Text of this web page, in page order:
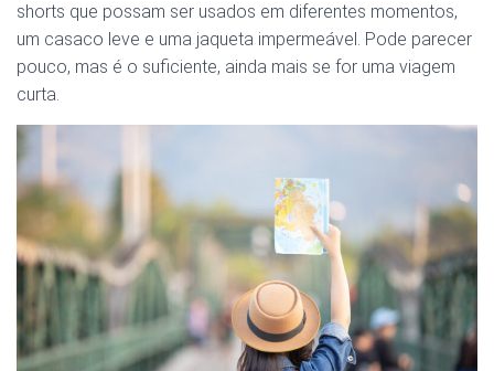
shorts que possam ser usados em diferentes momentos,
um casaco leve e uma jaqueta impermeável. Pode parecer
pouco, mas é o suficiente, ainda mais se for uma viagem
curta.